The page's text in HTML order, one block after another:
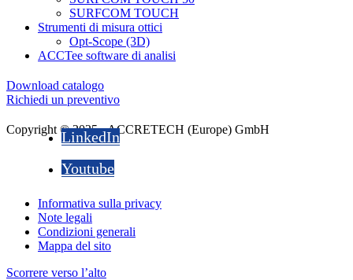
SURFCOM TOUCH
Strumenti di misura ottici
Opt-Scope (3D)
ACCTee software di analisi
Download catalogo
Richiedi un preventivo
Copyright © 2025 - ACCRETECH (Europe) GmbH
LinkedIn
Youtube
Informativa sulla privacy
Note legali
Condizioni generali
Mappa del sito
Scorrere verso l’alto